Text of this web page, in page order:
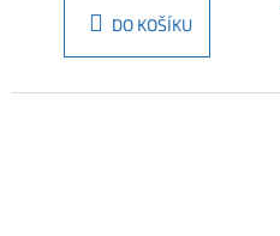
DO KOŠÍKU